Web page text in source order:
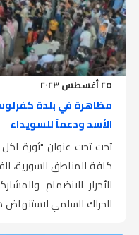
٢٥ أغسطس ٢٠٢٣
مظاهرة في بلدة
الأسد ودعماً للسويداء
تحت تحت عنوان "ثورة
كافة المناطق السورية،
الأحرار للانضمام
للحراك السلمي لاستنهاض